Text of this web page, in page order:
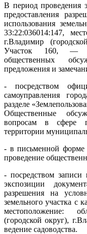
В период проведения
предоставления
использования
33:22:036014:147,
г.Владимир
Участок 160, —
общественных
предложения и
- посредством
самоуправления
разделе
Общественные
вопросам в сфере
территории
- в письменной форме
проведение
- посредством записи
экспозиции
разрешения на
земельного участка с
местоположение:
(городской округ),
ведение садоводства.